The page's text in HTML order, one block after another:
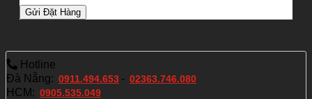
Hotline
Đà Nẵng: 0911.494.653 - 02363.746.080
HCM: 0905.535.049